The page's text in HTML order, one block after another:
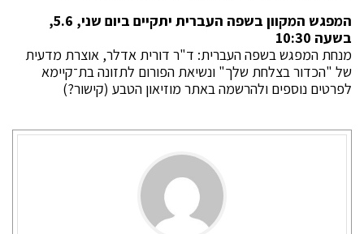
המפגש המקוון בשפה העברית יתקיים ביום שני, 5.6,
בשעה 10:30
מנחת המפגש בשפה העברית: ד"ר דורית אדלר, אוצרת מדעית
של "הכדור בצלחת שלך" ונשיאת הפורום לתזונה בת־קיימא
לפרטים נוספים ולהרשמה באתר מוזיאון הטבע (קישור?)